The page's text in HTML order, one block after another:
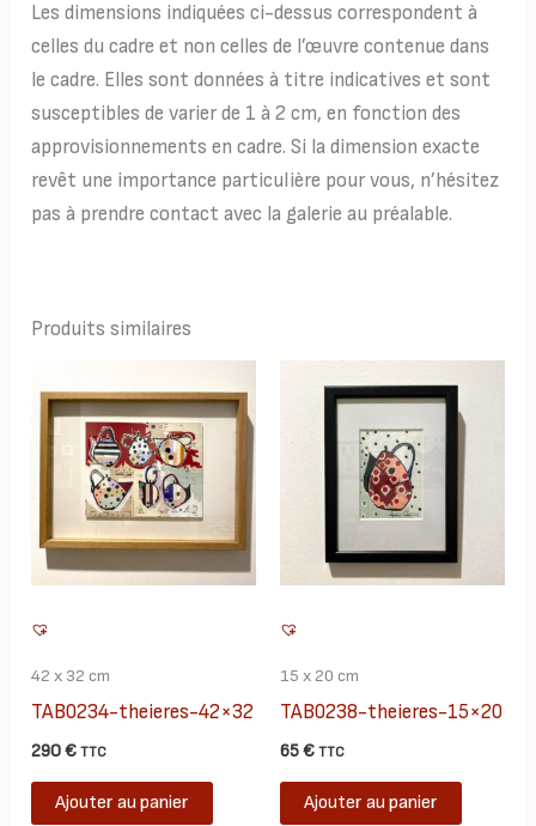
Les dimensions indiquées ci-dessus correspondent à
celles du cadre et non celles de l’œuvre contenue dans
le cadre. Elles sont données à titre indicatives et sont
susceptibles de varier de 1 à 2 cm, en fonction des
approvisionnements en cadre. Si la dimension exacte
revêt une importance particulière pour vous, n’hésitez
pas à prendre contact avec la galerie au préalable.
Produits similaires
42 x 32 cm
TAB0234-theieres-42×32
290€ TTC
Ajouter au panier
15 x 20 cm
TAB0238-theieres-15×20
65€ TTC
Ajouter au panier